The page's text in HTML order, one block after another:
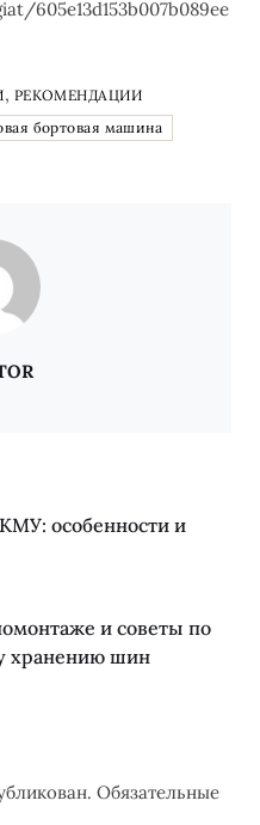
605e13d153b007b089ee
, РЕКОМЕНДАЦИИ
бортовая машина
особенности и
и советы по
хранению шин
Обязательные